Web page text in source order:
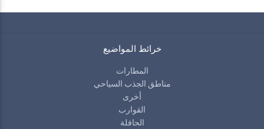
خرائط المواضيع
المطارات
مناطق الجذب السياحي
أخرى
القوارب
الحافلة